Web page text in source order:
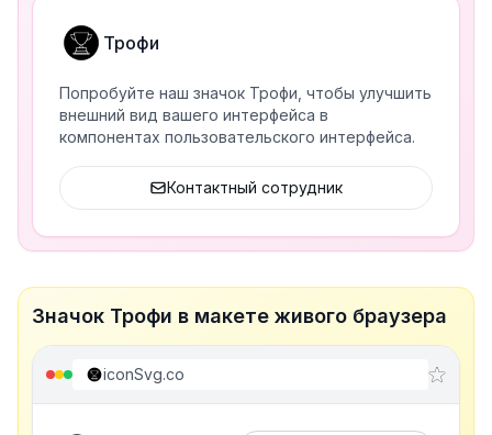
Трофи
Попробуйте наш значок Трофи, чтобы улучшить
внешний вид вашего интерфейса в
компонентах пользовательского интерфейса.
Контактный сотрудник
Значок Трофи в макете живого браузера
iconSvg.co